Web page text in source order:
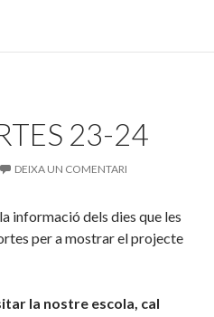
23-24
DEIXA UN COMENTARI
informació dels dies que les
per a mostrar el projecte
la nostre escola, cal